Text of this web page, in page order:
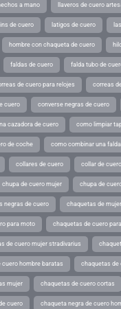
a mano llaveros de cuero
de cuero latigos de cuero
hombre con chaqueta de cuero
faldas de cuero falda tubo de
de cuero para relojes correas
cuero converse negras de cuero
cazadora de cuero como limpiar
de coche como combinar una
collares de cuero collar de cuero
chupa de cuero mujer chupa de
negras de cuero chaquetas de
para moto chaquetas de cuero
de cuero mujer stradivarius
cuero hombre baratas chaquetas de
mujer chaquetas de cuero cortas
cuero chaqueta negra de cuero